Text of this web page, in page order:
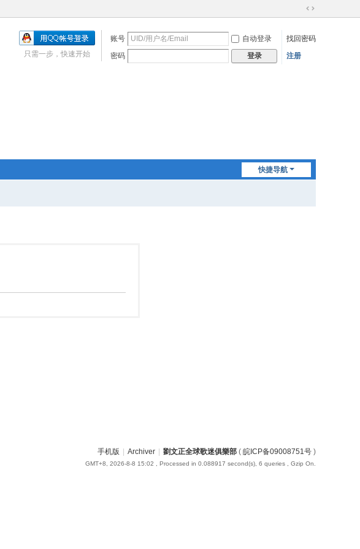
切
到
账号 自动登录
找回密码
密码
登录 注册
只需一步，快速开始
快捷导航
手机版 Archiver 劉文正全球歌迷俱樂部 ( 皖ICP备09008751号 )
GMT+8, 2026-8-8 15:02 , Processed in 0.088917 second(s), 6 queries , Gzip On.